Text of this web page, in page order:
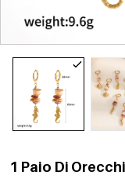
1 Paio Di